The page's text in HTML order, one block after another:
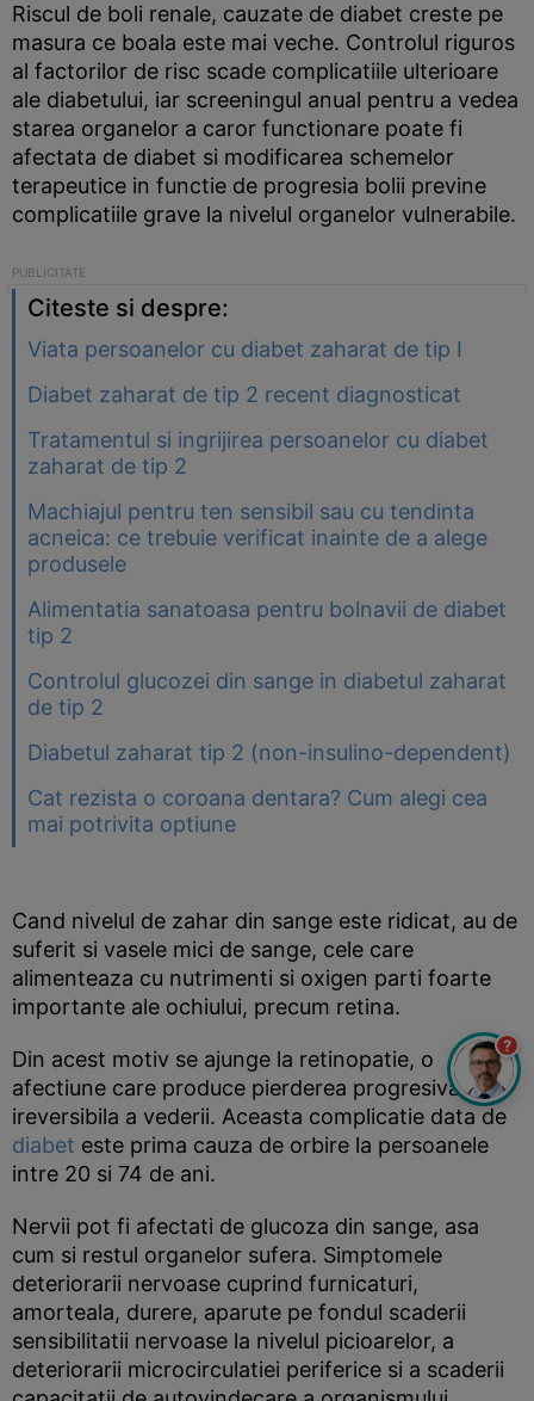
Riscul de boli renale, cauzate de diabet creste pe
masura ce boala este mai veche. Controlul riguros
al factorilor de risc scade complicatiile ulterioare
ale diabetului, iar screeningul anual pentru a vedea
starea organelor a caror functionare poate fi
afectata de diabet si modificarea schemelor
terapeutice in functie de progresia bolii previne
complicatiile grave la nivelul organelor vulnerabile.
Citeste si despre:
Viata persoanelor cu diabet zaharat de tip I
Diabet zaharat de tip 2 recent diagnosticat
Tratamentul si ingrijirea persoanelor cu diabet
zaharat de tip 2
Machiajul pentru ten sensibil sau cu tendinta
acneica: ce trebuie verificat inainte de a alege
produsele
Alimentatia sanatoasa pentru bolnavii de diabet
tip 2
Controlul glucozei din sange in diabetul zaharat
de tip 2
Diabetul zaharat tip 2 (non-insulino-dependent)
Cat rezista o coroana dentara? Cum alegi cea
mai potrivita optiune
Cand nivelul de zahar din sange este ridicat, au de
suferit si vasele mici de sange, cele care
alimenteaza cu nutrimenti si oxigen parti foarte
importante ale ochiului, precum retina.
Din acest motiv se ajunge la retinopatie, o
afectiune care produce pierderea progresiva si
ireversibila a vederii. Aceasta complicatie data de
diabet este prima cauza de orbire la persoanele
intre 20 si 74 de ani.
Nervii pot fi afectati de glucoza din sange, asa
cum si restul organelor sufera. Simptomele
deteriorarii nervoase cuprind furnicaturi,
amorteala, durere, aparute pe fondul scaderii
sensibilitatii nervoase la nivelul picioarelor, a
deteriorarii microcirculatiei periferice si a scaderii
?